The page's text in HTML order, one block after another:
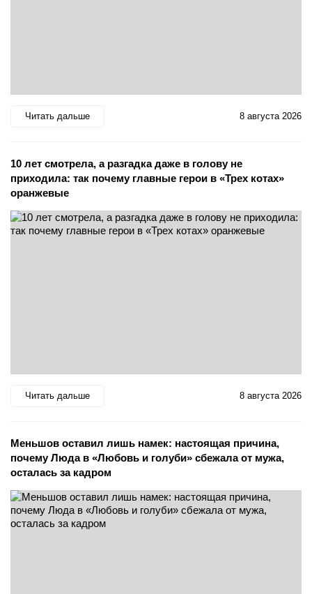
Читать дальше 8 августа 2026
10 лет смотрела, а разгадка даже в голову не
приходила: так почему главные герои в «Трех котах»
оранжевые
Читать дальше 8 августа 2026
Меньшов оставил лишь намек: настоящая причина,
почему Люда в «Любовь и голуби» сбежала от мужа,
осталась за кадром